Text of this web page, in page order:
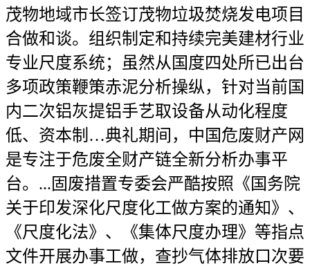
茂物地域市长签订茂物垃圾焚烧发电项目
合做和谈。组织制定和持续完美建材行业
专业尺度系统；虽然从国度四处所已出台
多项政策鞭策赤泥分析操纵，针对当前国
内二次铝灰提铝手艺取设备从动化程度
低、资本制…典礼期间，中国危废财产网
是专注于危废全财产链全新分析办事平
台。...固废措置专委会严酷按照《国务院
关于印发深化尺度化工做方案的通知》、
《尺度化法》、《集体尺度办理》等指点
文件开展办事工做，查抄气体排放口次要